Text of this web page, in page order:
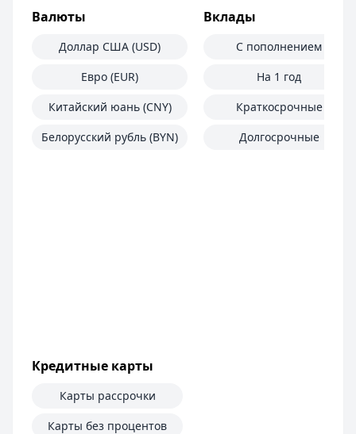
Валюты
Доллар США (USD)
Евро (EUR)
Китайский юань (CNY)
Белорусский рубль (BYN)
Вклады
С пополнением
На 1 год
Краткосрочные
Долгосрочные
Кредитные карты
Карты рассрочки
Карты без процентов